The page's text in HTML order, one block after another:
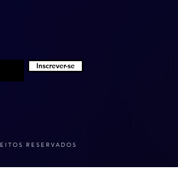
Inscrever-se
RESERVADOS